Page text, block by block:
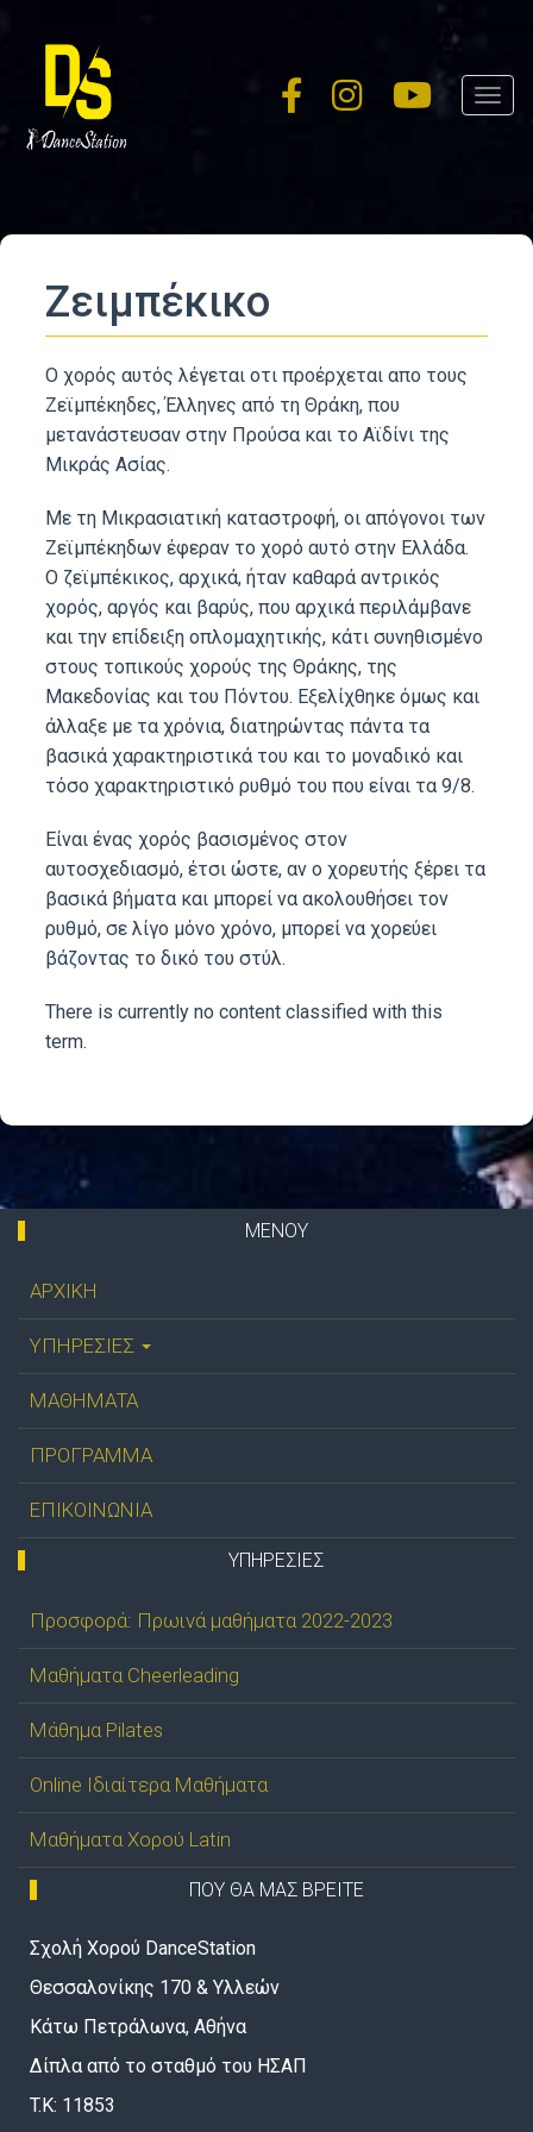
content
Ζειμπέκικο
Ο χορός αυτός λέγεται οτι προέρχεται απο τους
Ζεϊμπέκηδες, Έλληνες από τη Θράκη, που
μετανάστευσαν στην Προύσα και το Αϊδίνι της
Μικράς Ασίας.
Με τη Μικρασιατική καταστροφή, οι απόγονοι των
Ζεϊμπέκηδων έφεραν το χορό αυτό στην Ελλάδα.
Ο ζεϊμπέκικος, αρχικά, ήταν καθαρά αντρικός
χορός, αργός και βαρύς, που αρχικά περιλάμβανε
και την επίδειξη οπλομαχητικής, κάτι συνηθισμένο
στους τοπικούς χορούς της Θράκης, της
Μακεδονίας και του Πόντου. Εξελίχθηκε όμως και
άλλαξε με τα χρόνια, διατηρώντας πάντα τα
βασικά χαρακτηριστικά του και το μοναδικό και
τόσο χαρακτηριστικό ρυθμό του που είναι τα 9/8.
Είναι ένας χορός βασισμένος στον
αυτοσχεδιασμό, έτσι ώστε, αν ο χορευτής ξέρει τα
βασικά βήματα και μπορεί να ακολουθήσει τον
ρυθμό, σε λίγο μόνο χρόνο, μπορεί να χορεύει
βάζοντας το δικό του στύλ.
There is currently no content classified with this
term.
ΜΕΝΟΥ
ΑΡΧΙΚΗ
ΥΠΗΡΕΣΙΕΣ
ΜΑΘΗΜΑΤΑ
ΠΡΟΓΡΑΜΜΑ
ΕΠΙΚΟΙΝΩΝΙΑ
ΥΠΗΡΕΣΊΕΣ
Προσφορά: Πρωινά μαθήματα 2022-2023
Μαθήματα Cheerleading
Μάθημα Pilates
Online Ιδιαίτερα Μαθήματα
Μαθήματα Χορού Latin
ΠΟΥ ΘΑ ΜΑΣ ΒΡΕΙΤΕ
Σχολή Χορού DanceStation
Θεσσαλονίκης 170 & Υλλεών
Κάτω Πετράλωνα, Αθήνα
Δίπλα από το σταθμό του ΗΣΑΠ
T.K: 11853